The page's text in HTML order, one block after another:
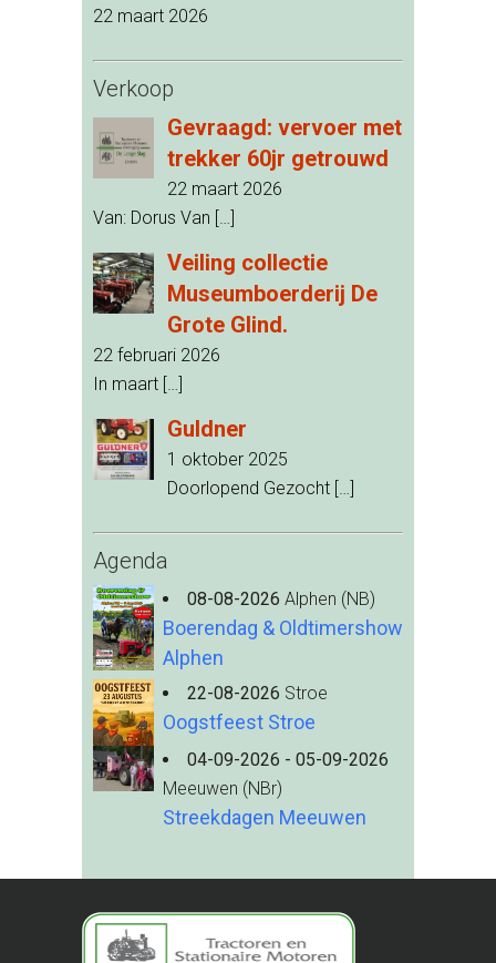
22 maart 2026
Verkoop
Gevraagd: vervoer met
trekker 60jr getrouwd
22 maart 2026
Van: Dorus Van […]
Veiling collectie
Museumboerderij De
Grote Glind.
22 februari 2026
In maart […]
Guldner
1 oktober 2025
Doorlopend Gezocht […]
Agenda
08-08-2026 Alphen (NB)
Boerendag & Oldtimershow
Alphen
22-08-2026 Stroe
Oogstfeest Stroe
04-09-2026 - 05-09-2026
Meeuwen (NBr)
Streekdagen Meeuwen